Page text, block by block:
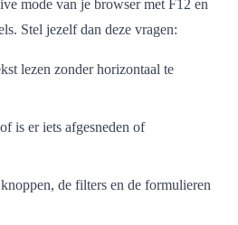
mode van je browser met F12 en
Stel jezelf dan deze vragen:
lezen zonder horizontaal te
is er iets afgesneden of
de filters en de formulieren